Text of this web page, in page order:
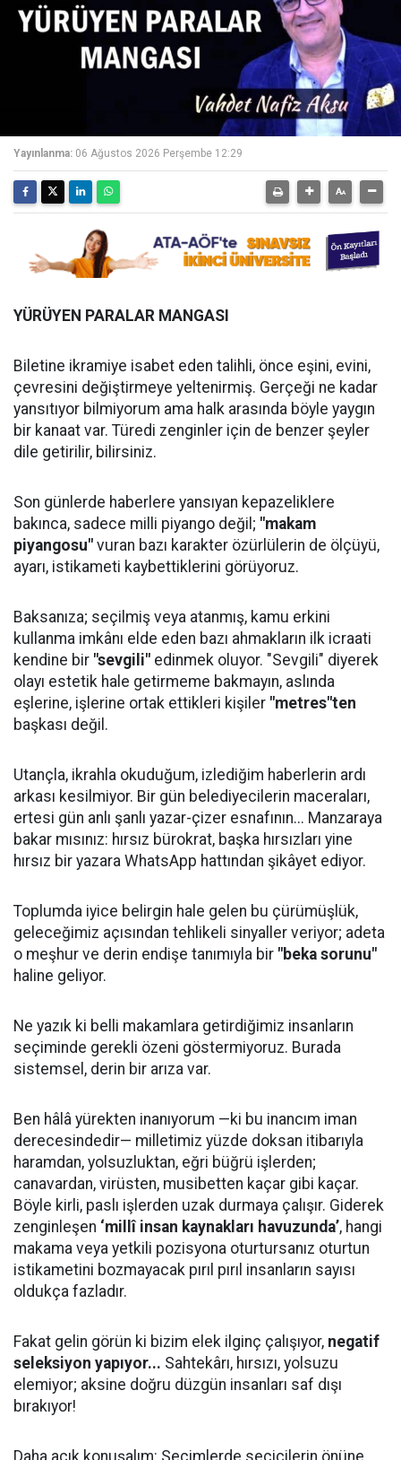
Yayınlanma: 06 Ağustos 2026 Perşembe 12:29
YÜRÜYEN PARALAR MANGASI
Biletine ikramiye isabet eden talihli, önce eşini, evini,
çevresini değiştirmeye yeltenirmiş. Gerçeği ne kadar
yansıtıyor bilmiyorum ama halk arasında böyle yaygın
bir kanaat var. Türedi zenginler için de benzer şeyler
dile getirilir, bilirsiniz.
Son günlerde haberlere yansıyan kepazeliklere
bakınca, sadece milli piyango değil; "makam
piyangosu" vuran bazı karakter özürlülerin de ölçüyü,
ayarı, istikameti kaybettiklerini görüyoruz.
Baksanıza; seçilmiş veya atanmış, kamu erkini
kullanma imkânı elde eden bazı ahmakların ilk icraati
kendine bir "sevgili" edinmek oluyor. "Sevgili" diyerek
olayı estetik hale getirmeme bakmayın, aslında
eşlerine, işlerine ortak ettikleri kişiler "metres"ten
başkası değil.
Utançla, ikrahla okuduğum, izlediğim haberlerin ardı
arkası kesilmiyor. Bir gün belediyecilerin maceraları,
ertesi gün anlı şanlı yazar-çizer esnafının... Manzaraya
bakar mısınız: hırsız bürokrat, başka hırsızları yine
hırsız bir yazara WhatsApp hattından şikâyet ediyor.
Toplumda iyice belirgin hale gelen bu çürümüşlük,
geleceğimiz açısından tehlikeli sinyaller veriyor; adeta
o meşhur ve derin endişe tanımıyla bir "beka sorunu"
haline geliyor.
Ne yazık ki belli makamlara getirdiğimiz insanların
seçiminde gerekli özeni göstermiyoruz. Burada
sistemsel, derin bir arıza var.
Ben hâlâ yürekten inanıyorum —ki bu inancım iman
derecesindedir— milletimiz yüzde doksan itibarıyla
haramdan, yolsuzluktan, eğri büğrü işlerden;
canavardan, virüsten, musibetten kaçar gibi kaçar.
Böyle kirli, paslı işlerden uzak durmaya çalışır. Giderek
zenginleşen ‘millî insan kaynakları havuzunda’, hangi
makama veya yetkili pozisyona oturtursanız oturtun
istikametini bozmayacak pırıl pırıl insanların sayısı
oldukça fazladır.
Fakat gelin görün ki bizim elek ilginç çalışıyor, negatif
seleksiyon yapıyor... Sahtekârı, hırsızı, yolsuzu
elemiyor; aksine doğru düzgün insanları saf dışı
bırakıyor!
Daha açık konuşalım: Seçimlerde seçicilerin önüne